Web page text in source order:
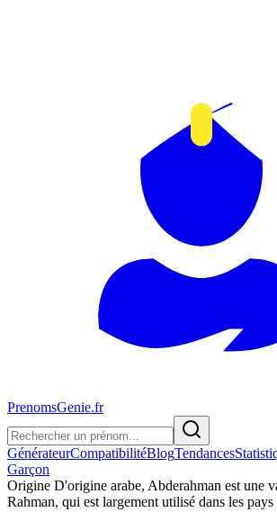
PrenomsGenie.fr
GénérateurCompatibilitéBlogTendances
Garçon
Origine D'origine arabe, Abderahman est une
Rahman, qui est largement utilisé dans les pays